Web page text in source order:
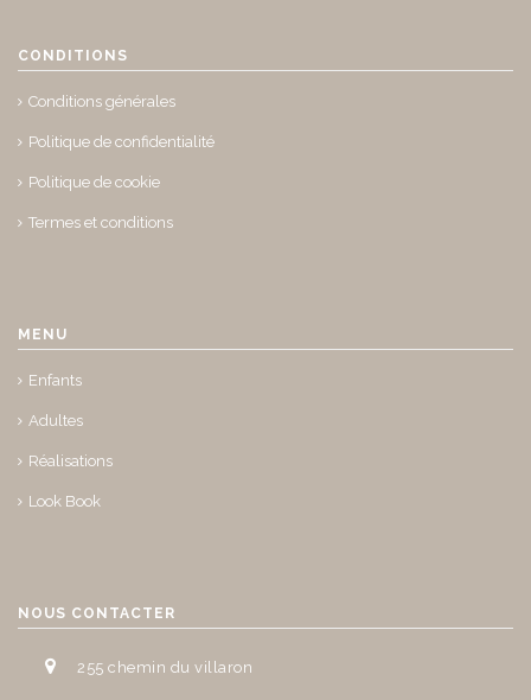
CONDITIONS
Conditions générales
Politique de confidentialité
Politique de cookie
Termes et conditions
MENU
Enfants
Adultes
Réalisations
Look Book
NOUS CONTACTER
255 chemin du villaron